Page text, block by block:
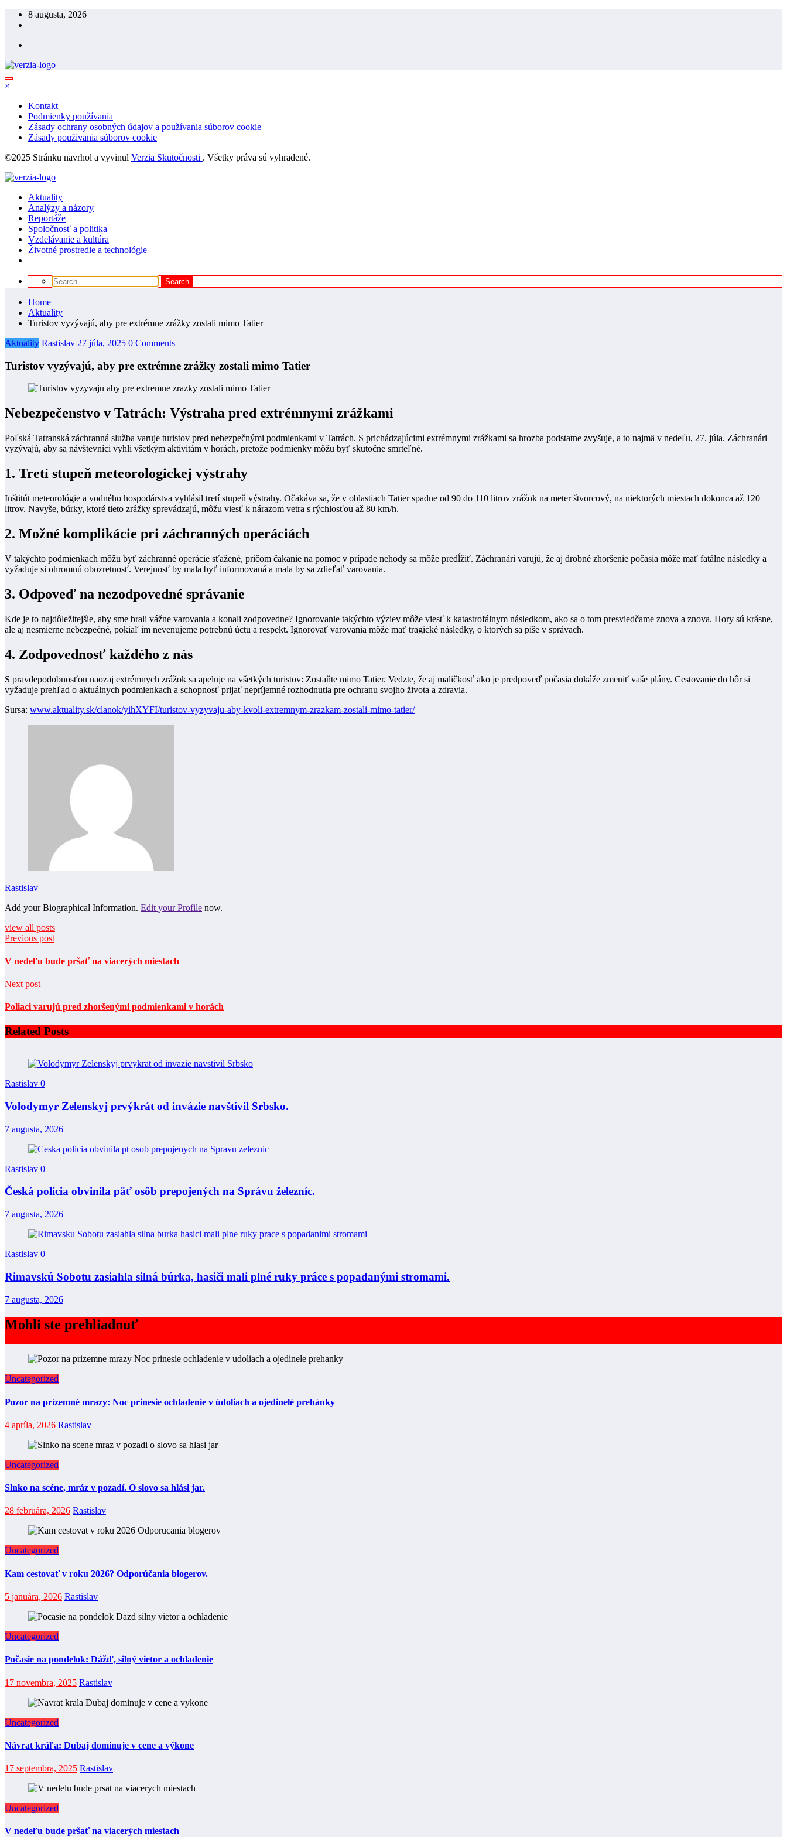
Skip
8 augusta, 2026
×
Kontakt
Podmienky používania
Zásady ochrany osobných údajov a používania súborov cookie
Zásady používania súborov cookie
©2025 Stránku navrhol a vyvinul Verzia Skutočnosti . Všetky práva sú vyhradené.
Aktuality
Analýzy a názory
Reportáže
Spoločnosť a politika
Vzdelávanie a kultúra
Životné prostredie a technológie
Home
Aktuality
Turistov vyzývajú, aby pre extrémne zrážky zostali mimo Tatier
Aktuality Rastislav 27 júla, 2025 0 Comments
Turistov vyzývajú, aby pre extrémne zrážky zostali mimo Tatier
Nebezpečenstvo v Tatrách: Výstraha pred extrémnymi zrážkami
Poľská Tatranská záchranná služba varuje turistov pred nebezpečnými podmienkami v Tatrách. S prichádzajúcimi extrémnymi zrážkami sa hrozba podstatne zvyšuje, a to najmä v nedeľu, 27. júla. Záchranári
vyzývajú, aby sa návštevníci vyhli všetkým aktivitám v horách, pretože podmienky môžu byť skutočne smrteľné.
1. Tretí stupeň meteorologickej výstrahy
Inštitút meteorológie a vodného hospodárstva vyhlásil tretí stupeň výstrahy. Očakáva sa, že v oblastiach Tatier spadne od 90 do 110 litrov zrážok na meter štvorcový, na niektorých miestach dokonca až 120
litrov. Navyše, búrky, ktoré tieto zrážky sprevádzajú, môžu viesť k nárazom vetra s rýchlosťou až 80 km/h.
2. Možné komplikácie pri záchranných operáciách
V takýchto podmienkach môžu byť záchranné operácie sťažené, pričom čakanie na pomoc v prípade nehody sa môže predĺžiť. Záchranári varujú, že aj drobné zhoršenie počasia môže mať fatálne následky a
vyžaduje si ohromnú obozretnosť. Verejnosť by mala byť informovaná a mala by sa zdieľať varovania.
3. Odpoveď na nezodpovedné správanie
Kde je to najdôležitejšie, aby sme brali vážne varovania a konali zodpovedne? Ignorovanie takýchto výziev môže viesť k katastrofálnym následkom, ako sa o tom presviedčame znova a znova. Hory sú krásne,
ale aj nesmierne nebezpečné, pokiaľ im nevenujeme potrebnú úctu a respekt. Ignorovať varovania môže mať tragické následky, o ktorých sa píše v správach.
4. Zodpovednosť každého z nás
S pravdepodobnosťou naozaj extrémnych zrážok sa apeluje na všetkých turistov: Zostaňte mimo Tatier. Vedzte, že aj maličkosť ako je predpoveď počasia dokáže zmeniť vaše plány. Cestovanie do hôr si
vyžaduje prehľad o aktuálnych podmienkach a schopnosť prijať nepríjemné rozhodnutia pre ochranu svojho života a zdravia.
Sursa: www.aktuality.sk/clanok/yihXYFI/turistov-vyzyvaju-aby-kvoli-extremnym-zrazkam-zostali-mimo-tatier/
Rastislav
Add your Biographical Information. Edit your Profile now.
view all posts
Previous post
V nedeľu bude pršať na viacerých miestach
Next post
Poliaci varujú pred zhoršenými podmienkami v horách
Related Posts
Rastislav 0
Volodymyr Zelenskyj prvýkrát od invázie navštívil Srbsko.
7 augusta, 2026
Rastislav 0
Česká polícia obvinila päť osôb prepojených na Správu železníc.
7 augusta, 2026
Rastislav 0
Rimavskú Sobotu zasiahla silná búrka, hasiči mali plné ruky práce s popadanými stromami.
7 augusta, 2026
Mohli ste prehliadnuť
Uncategorized
Pozor na prízemné mrazy: Noc prinesie ochladenie v údoliach a ojedinelé prehánky
4 apríla, 2026 Rastislav
Uncategorized
Slnko na scéne, mráz v pozadí. O slovo sa hlási jar.
28 februára, 2026 Rastislav
Uncategorized
Kam cestovať v roku 2026? Odporúčania blogerov.
5 januára, 2026 Rastislav
Uncategorized
Počasie na pondelok: Dážď, silný vietor a ochladenie
17 novembra, 2025 Rastislav
Uncategorized
Návrat kráľa: Dubaj dominuje v cene a výkone
17 septembra, 2025 Rastislav
Uncategorized
V nedeľu bude pršať na viacerých miestach